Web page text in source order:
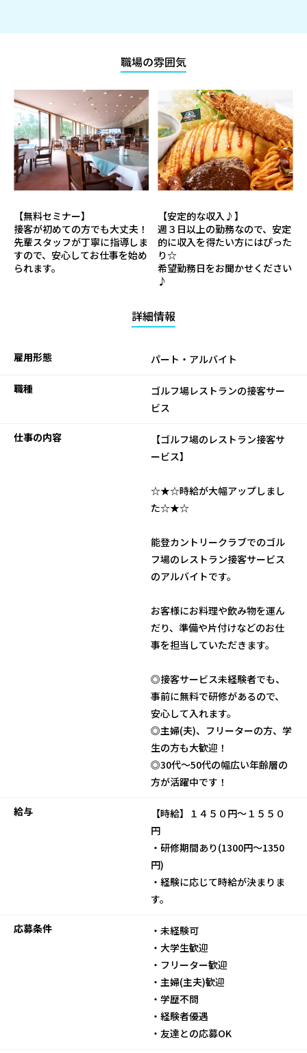
職場の雰囲気
【無料セミナー】
接客が初めての方でも大丈夫！
先輩スタッフが丁寧に指導しま
すので、安心してお仕事を始め
られます。
【安定的な収入♪】
週３日以上の勤務なので、安定
的に収入を得たい方にはぴった
り☆
希望勤務日をお聞かせください
♪
詳細情報
雇用形態 パート・アルバイト
職種
ゴルフ場レストランの接客サー
ビス
仕事の内容
【ゴルフ場のレストラン接客サ
ービス】
☆★☆時給が大幅アップしまし
た☆★☆
能登カントリークラブでのゴル
フ場のレストラン接客サービス
のアルバイトです。
お客様にお料理や飲み物を運ん
だり、準備や片付けなどのお仕
事を担当していただきます。
◎接客サービス未経験者でも、
事前に無料で研修があるので、
安心して入れます。
◎主婦(夫)、フリーターの方、学
生の方も大歓迎！
◎30代～50代の幅広い年齢層の
方が活躍中です！
給与
【時給】１４５０円～１５５０
円
・研修期間あり(1300円～1350
円)
・経験に応じて時給が決まりま
す。
応募条件
・未経験可
・大学生歓迎
・フリーター歓迎
・主婦(主夫)歓迎
・学歴不問
・経験者優遇
・友達との応募OK